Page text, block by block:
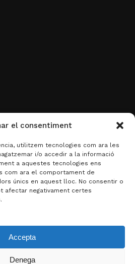
el consentiment
utilitzem tecnologies com ara les
i/o accedir a la informació
a aquestes tecnologies ens
com ara el comportament de
únics en aquest lloc. No consentir o
afectar negativament certes
Accepta
Denega
per